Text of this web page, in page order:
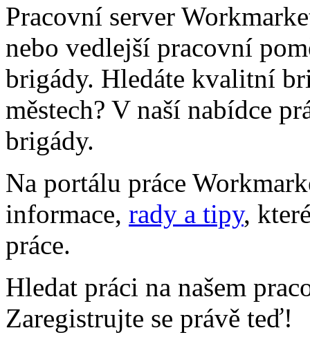
Pracovní server
nebo vedlejší pracovní
brigády. Hledáte kvalitní
městech? V naší nabídce
brigády.
Na portálu práce
informace, rady a tipy,
práce.
Hledat práci na našem
Zaregistrujte se právě teď!